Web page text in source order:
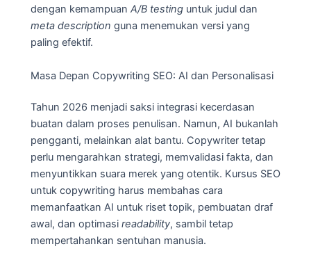
dengan kemampuan A/B testing untuk judul dan
meta description guna menemukan versi yang
paling efektif.
Masa Depan Copywriting SEO: AI dan Personalisasi
Tahun 2026 menjadi saksi integrasi kecerdasan
buatan dalam proses penulisan. Namun, AI bukanlah
pengganti, melainkan alat bantu. Copywriter tetap
perlu mengarahkan strategi, memvalidasi fakta, dan
menyuntikkan suara merek yang otentik. Kursus SEO
untuk copywriting harus membahas cara
memanfaatkan AI untuk riset topik, pembuatan draf
awal, dan optimasi readability, sambil tetap
mempertahankan sentuhan manusia.